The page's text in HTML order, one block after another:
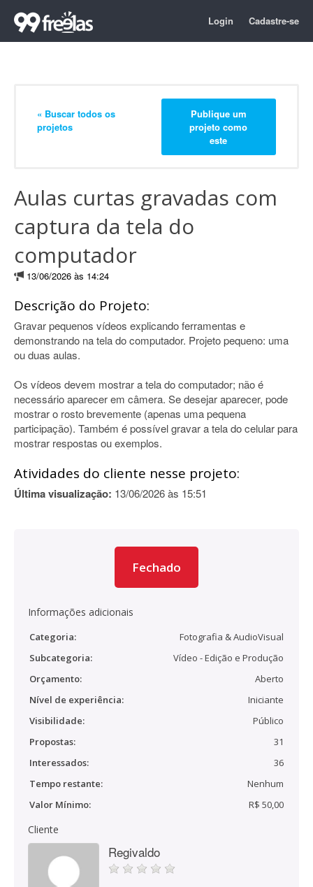
Login Cadastre-se
« Buscar todos os
projetos
Publique um
projeto como
este
Aulas curtas gravadas com
captura da tela do
computador
13/06/2026 às 14:24
Descrição do Projeto:
Gravar pequenos vídeos explicando ferramentas e
demonstrando na tela do computador. Projeto pequeno: uma
ou duas aulas.
Os vídeos devem mostrar a tela do computador; não é
necessário aparecer em câmera. Se desejar aparecer, pode
mostrar o rosto brevemente (apenas uma pequena
participação). Também é possível gravar a tela do celular para
mostrar respostas ou exemplos.
Atividades do cliente nesse projeto:
Última visualização: 13/06/2026 às 15:51
Fechado
Informações adicionais
Categoria:
Fotografia & AudioVisual
Subcategoria:
Vídeo - Edição e Produção
Orçamento:
Aberto
Nível de experiência:
Iniciante
Visibilidade:
Público
Propostas:
31
Interessados:
36
Tempo restante:
Nenhum
Valor Mínimo:
R$ 50,00
Cliente
Regivaldo